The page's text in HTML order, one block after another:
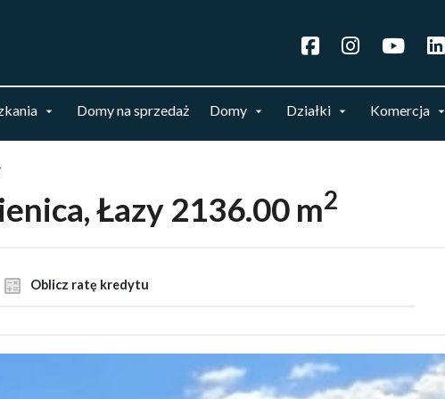
Domy na sprzedaż Domy Działki Komercja
Łazy 2136.00 m2
Oblicz ratę kredytu